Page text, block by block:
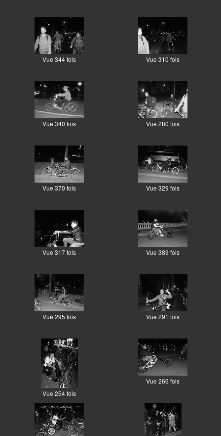
Vue 344 fois Vue 310 fois
Vue 340 fois Vue 280 fois
Vue 370 fois Vue 329 fois
Vue 317 fois Vue 389 fois
Vue 295 fois Vue 291 fois
Vue 254 fois
Vue 266 fois